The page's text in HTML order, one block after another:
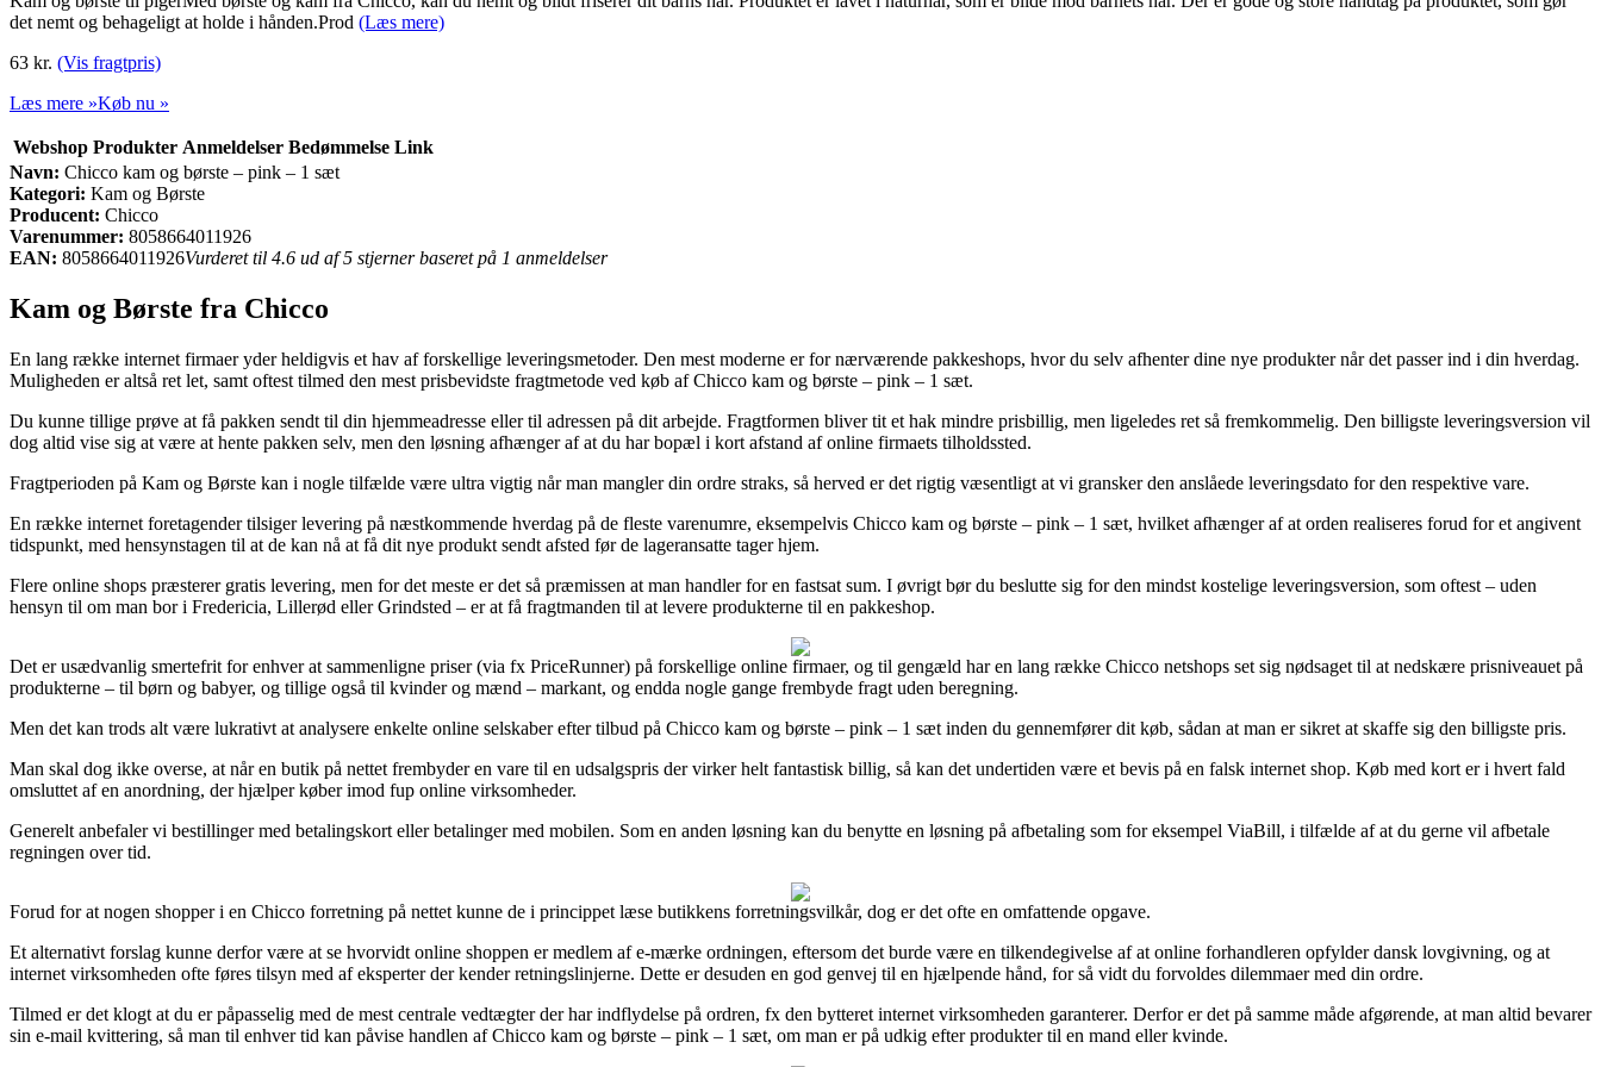
det nemt og behageligt at holde i hånden.Prod (Læs mere)
63 kr. (Vis fragtpris)
Læs mere »Køb nu »
Webshop Produkter Anmeldelser Bedømmelse Link
Navn: Chicco kam og børste – pink – 1 sæt
Kategori: Kam og Børste
Producent: Chicco
Varenummer: 8058664011926
EAN: 8058664011926Vurderet til 4.6 ud af 5 stjerner baseret på 1 anmeldelser
Kam og Børste fra Chicco
En lang række internet firmaer yder heldigvis et hav af forskellige leveringsmetoder. Den mest moderne er for nærværende pakkeshops, hvor du selv afhenter dine nye produkter når det passer ind i din hverdag.
Muligheden er altså ret let, samt oftest tilmed den mest prisbevidste fragtmetode ved køb af Chicco kam og børste – pink – 1 sæt.
Du kunne tillige prøve at få pakken sendt til din hjemmeadresse eller til adressen på dit arbejde. Fragtformen bliver tit et hak mindre prisbillig, men ligeledes ret så fremkommelig. Den billigste leveringsversion vil
dog altid vise sig at være at hente pakken selv, men den løsning afhænger af at du har bopæl i kort afstand af online firmaets tilholdssted.
Fragtperioden på Kam og Børste kan i nogle tilfælde være ultra vigtig når man mangler din ordre straks, så herved er det rigtig væsentligt at vi gransker den anslåede leveringsdato for den respektive vare.
En række internet foretagender tilsiger levering på næstkommende hverdag på de fleste varenumre, eksempelvis Chicco kam og børste – pink – 1 sæt, hvilket afhænger af at orden realiseres forud for et angivent
tidspunkt, med hensynstagen til at de kan nå at få dit nye produkt sendt afsted før de lageransatte tager hjem.
Flere online shops præsterer gratis levering, men for det meste er det så præmissen at man handler for en fastsat sum. I øvrigt bør du beslutte sig for den mindst kostelige leveringsversion, som oftest – uden
hensyn til om man bor i Fredericia, Lillerød eller Grindsted – er at få fragtmanden til at levere produkterne til en pakkeshop.
Det er usædvanlig smertefrit for enhver at sammenligne priser (via fx PriceRunner) på forskellige online firmaer, og til gengæld har en lang række Chicco netshops set sig nødsaget til at nedskære prisniveauet på
produkterne – til børn og babyer, og tillige også til kvinder og mænd – markant, og endda nogle gange frembyde fragt uden beregning.
Men det kan trods alt være lukrativt at analysere enkelte online selskaber efter tilbud på Chicco kam og børste – pink – 1 sæt inden du gennemfører dit køb, sådan at man er sikret at skaffe sig den billigste pris.
Man skal dog ikke overse, at når en butik på nettet frembyder en vare til en udsalgspris der virker helt fantastisk billig, så kan det undertiden være et bevis på en falsk internet shop. Køb med kort er i hvert fald
omsluttet af en anordning, der hjælper køber imod fup online virksomheder.
Generelt anbefaler vi bestillinger med betalingskort eller betalinger med mobilen. Som en anden løsning kan du benytte en løsning på afbetaling som for eksempel ViaBill, i tilfælde af at du gerne vil afbetale
regningen over tid.
Forud for at nogen shopper i en Chicco forretning på nettet kunne de i princippet læse butikkens forretningsvilkår, dog er det ofte en omfattende opgave.
Et alternativt forslag kunne derfor være at se hvorvidt online shoppen er medlem af e-mærke ordningen, eftersom det burde være en tilkendegivelse af at online forhandleren opfylder dansk lovgivning, og at
internet virksomheden ofte føres tilsyn med af eksperter der kender retningslinjerne. Dette er desuden en god genvej til en hjælpende hånd, for så vidt du forvoldes dilemmaer med din ordre.
Tilmed er det klogt at du er påpasselig med de mest centrale vedtægter der har indflydelse på ordren, fx den bytteret internet virksomheden garanterer. Derfor er det på samme måde afgørende, at man altid bevarer
sin e-mail kvittering, så man til enhver tid kan påvise handlen af Chicco kam og børste – pink – 1 sæt, om man er på udkig efter produkter til en mand eller kvinde.